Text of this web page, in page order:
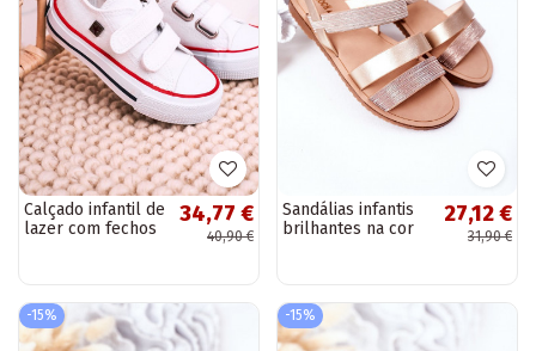
Calçado infantil de
lazer com fechos
34,77 €
40,90 €
Sandálias infantis
brilhantes na cor
27,12 €
31,90 €
-15% -15%